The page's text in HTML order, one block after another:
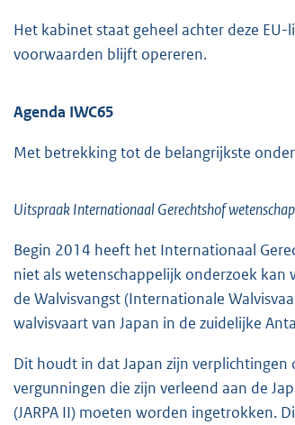
Het kabinet staat geheel achter deze
voorwaarden blijft opereren.
Agenda IWC65
Met betrekking tot de belangrijkste
Uitspraak Internationaal Gerechtshof
Begin 2014 heeft het Internationaal
niet als wetenschappelijk onderzoek
de Walvisvangst (Internationale
walvisvaart van Japan in de zuidelijke
Dit houdt in dat Japan zijn
vergunningen die zijn verleend aan de
(JARPA II) moeten worden ingetrokken.